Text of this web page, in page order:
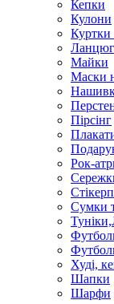
Кепки
Кулони
Куртки
Майки
Маски
Пірсінг
Рок-
Сумки
Худі,
Шапки
Шарфи